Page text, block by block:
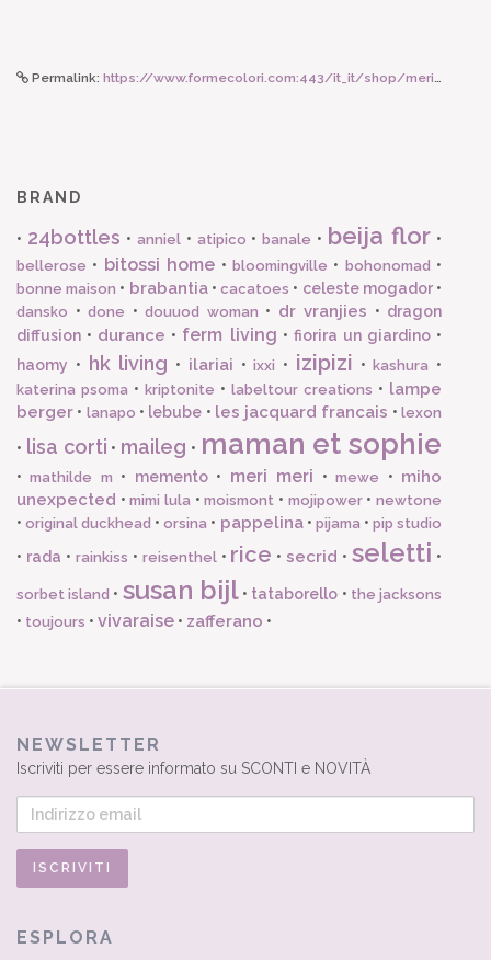
Permalink: https://www.formecolori.com:443/it_it/shop/meri_meri_party/kit_cupcake/meri_meri_meri_meri_formine_per_biscotti_set_2_pz/862
BRAND
• 24bottles • anniel• atipico •banale • beija flor •
bellerose • bitossi home • bloomingville • bohonomad •
bonne maison • brabantia•cacatoes • celeste mogador•
dansko • done • douuod woman • dr vranjies • dragon
diffusion • durance • ferm living • fiorira un giardino•
haomy • hk living • ilariai •ixxi • izipizi •kashura •
katerina psoma • kriptonite • labeltour creations • lampe
berger • lanapo • lebube • les jacquard francais •lexon
• lisa corti • maileg • maman et sophie
•mathilde m • memento• meri meri •mewe • miho
unexpected •mimi lula •moismont • mojipower•newtone
•original duckhead •orsina • pappelina• pijama • pip studio
• rada • rainkiss • reisenthel• rice •secrid •seletti •
sorbet island • susan bijl• tataborello • the jacksons
• toujours • vivaraise • zafferano •
NEWSLETTER
Iscriviti per essere informato su SCONTI e NOVITÀ
ESPLORA